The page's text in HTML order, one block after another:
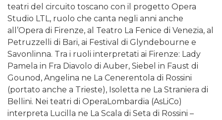
teatri del circuito toscano con il progetto Opera
Studio LTL, ruolo che canta negli anni anche
all’Opera di Firenze, al Teatro La Fenice di Venezia, al
Petruzzelli di Bari, ai Festival di Glyndebourne e
Savonlinna. Tra i ruoli interpretati ai Firenze: Lady
Pamela in Fra Diavolo di Auber, Siebel in Faust di
Gounod, Angelina ne La Cenerentola di Rossini
(portato anche a Trieste), Isoletta ne La Straniera di
Bellini. Nei teatri di OperaLombardia (AsLiCo)
interpreta Lucilla ne La Scala di Seta di Rossini –